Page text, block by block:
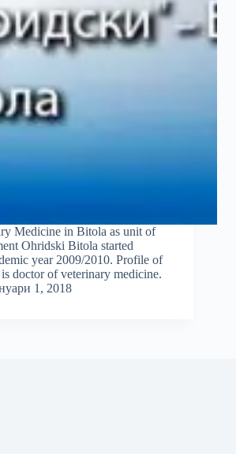
Medicine in Bitola as unit of
Ohridski Bitola started
year 2009/2010. Profile of
is doctor of veterinary medicine.
1, 2018